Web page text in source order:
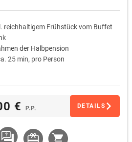
reichhaltigem Frühstück vom Buffet
der Halbpension
25 min, pro Person
€ P.P. DETAILS